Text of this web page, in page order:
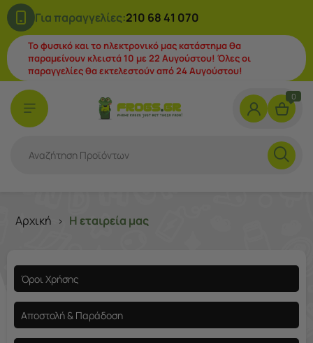
Για παραγγελίες:210 68 41 070
Το φυσικό και το ηλεκτρονικό μας κατάστημα θα
παραμείνουν κλειστά 10 με 22 Αυγούστου! Όλες οι
παραγγελίες θα εκτελεστούν από 24 Αυγούστου!
0
Αρχική > Η εταιρεία μας
Όροι Χρήσης
Αποστολή & Παράδοση